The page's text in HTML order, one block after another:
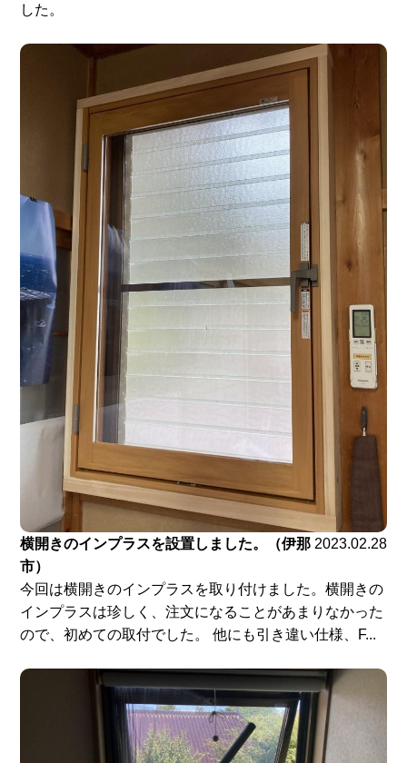
した。
横開きのインプラスを設置しました。（伊那
市）
2023.02.28
今回は横開きのインプラスを取り付けました。横開きの
インプラスは珍しく、注文になることがあまりなかった
ので、初めての取付でした。 他にも引き違い仕様、F...